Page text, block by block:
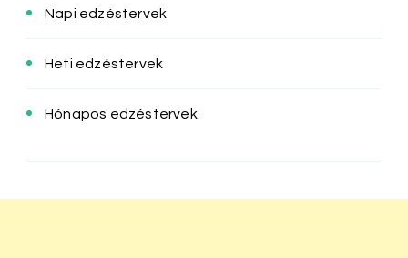
Napi edzéstervek
Heti edzéstervek
Hónapos edzéstervek